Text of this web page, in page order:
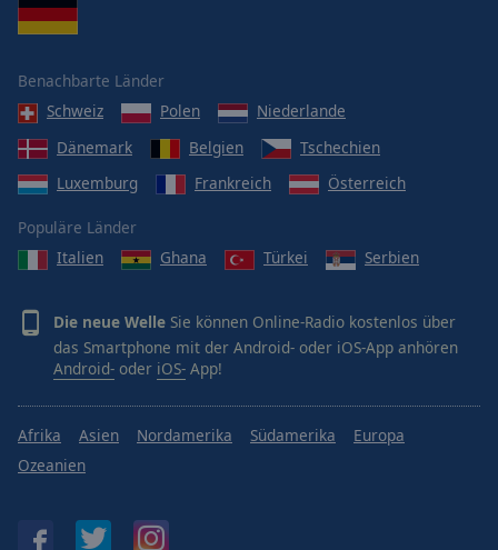
Benachbarte Länder
Schweiz
Polen
Niederlande
Dänemark
Belgien
Tschechien
Luxemburg
Frankreich Österreich
Populäre Länder
Italien
Ghana Türkei Serbien
Die neue Welle Sie können Online-Radio kostenlos über
das Smartphone mit der Android- oder iOS-App anhören
Android- oder iOS- App!
Afrika Asien Nordamerika Südamerika
Europa
Ozeanien